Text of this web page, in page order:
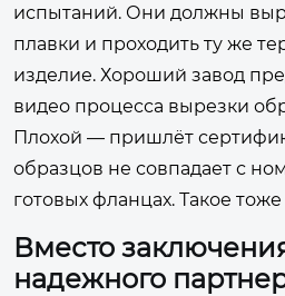
испытаний. Они должны
плавки и проходить ту же
изделие. Хороший завод
видео процесса вырезки
Плохой — пришлёт
образцов не совпадает с
готовых фланцах. Такое
Вместо
надежного